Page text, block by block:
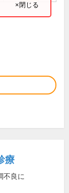
×閉じる
療
不良に